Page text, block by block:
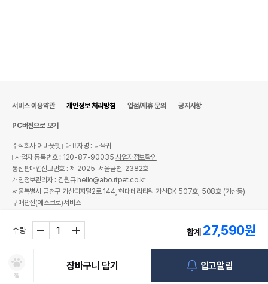
받았음을 확인할수 있는
상품상세설명 참조
제조자,수입품의 경우
수입자를 함께 표기
네이처스버라이어티
AS책임자와 전화번호
또는 소비자상담 관련
유통기한이 최소 2026.12.04이거나 그
유통기한을 따릅니다.
수량 합계 27,590원
찜
장바구니 담기 입고알림
서비스 이용약관 개인정보 처리방침 입점/제휴 문의 공지사항
PC버전으로 보기
주식회사 어바웃펫
대표자명 : 나옥귀
사업자 등록번호 : 120-87-90035사업자정보확인
통신판매업신고번호 : 제 2025-서울금천-2382호
개인정보관리자 : 김원규 hello@aboutpet.co.kr
서울특별시 금천구 가산디지털2로 144, 현대테라타워 가산DK 507호, 508호 (가산동)
구매안전(에스크로)서비스